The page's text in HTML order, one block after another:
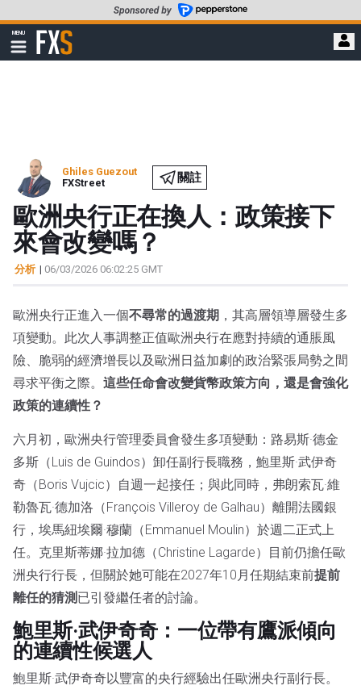
至
要
MENU
顯
示
FXStreet
Ghiles Guezout
FXStreet
關註
歐洲央行正在換人：政策接下
來會改變嗎？
分析 | 06/03/2026 06:02:25 GMT
歐洲央行正進入一個不尋常的過渡期 ，其高層領導層發生多
項變動。此次人事調整正值歐洲央行在應對持續的通脹風
險、脆弱的經濟增長以及歐洲日益加劇的政治緊張局勢之間
尋求平衡之際。 這些任命會改變貨幣政策方向，還是會強化
政策的連續性？
六月初，歐洲央行管理委員會發生多項變動：路易斯·德金
多斯（Luis de Guindos）卸任副行長職務，鮑里斯·武伊奇
奇（Boris Vujcic）自週一起接任；與此同時，弗朗索瓦·維
勒魯瓦·德加洛（François Villeroy de Galhau）離開法國銀
行，埃馬紐埃爾·穆蘭（Emmanuel Moulin）於週二正式上
任。克里斯蒂娜·拉加德（Christine Lagarde）目前仍擔任歐
洲央行行長，但關於她可能在2027年10月任期結束前提前
離任的猜測 已引發繼任者的討論。
鮑里斯·武伊奇奇：一位帶有鷹派傾向
的連續性候選人
鮑里斯·武伊奇奇以豐富的央行經驗出任歐洲央行副行長。